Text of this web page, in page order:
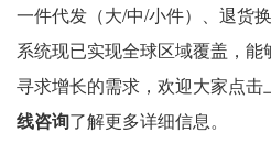
一件代发（大/中/小件）、退货
系统现已实现全球区域覆盖，
寻求增长的需求，欢迎大家点击
线咨询了解更多详细信息。